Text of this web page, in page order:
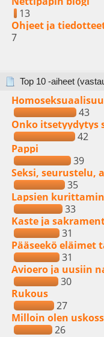
13
Ohjeet ja
7
Top 10 -aiheet
43
Onko itsetyydytys
42
Pappi
39
Seksi,
35
Lapsien
33
Kaste ja
31
Pääseekö eläimet
31
Avioero ja uusiin
30
Rukous
27
Milloin olen
26